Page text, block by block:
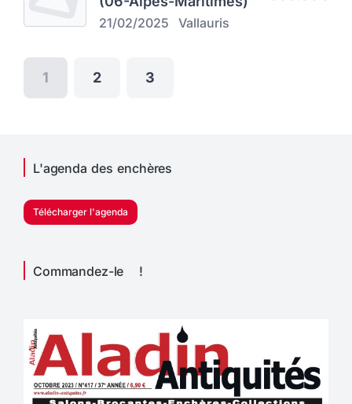
21/02/2025 Vallauris
1 2 3
L'agenda des enchères
Télécharger l'agenda
Commandez-le !